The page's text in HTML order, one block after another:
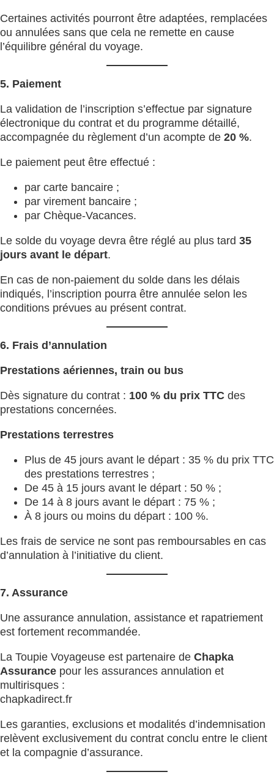
Certaines activités pourront être adaptées, remplacées
ou annulées sans que cela ne remette en cause
l’équilibre général du voyage.
5. Paiement
La validation de l’inscription s’effectue par signature
électronique du contrat et du programme détaillé,
accompagnée du règlement d’un acompte de 20 %.
Le paiement peut être effectué :
par carte bancaire ;
par virement bancaire ;
par Chèque-Vacances.
Le solde du voyage devra être réglé au plus tard 35
jours avant le départ.
En cas de non-paiement du solde dans les délais
indiqués, l’inscription pourra être annulée selon les
conditions prévues au présent contrat.
6. Frais d’annulation
Prestations aériennes, train ou bus
Dès signature du contrat : 100 % du prix TTC des
prestations concernées.
Prestations terrestres
Plus de 45 jours avant le départ : 35 % du prix TTC
des prestations terrestres ;
De 45 à 15 jours avant le départ : 50 % ;
De 14 à 8 jours avant le départ : 75 % ;
À 8 jours ou moins du départ : 100 %.
Les frais de service ne sont pas remboursables en cas
d’annulation à l’initiative du client.
7. Assurance
Une assurance annulation, assistance et rapatriement
est fortement recommandée.
La Toupie Voyageuse est partenaire de Chapka
Assurance pour les assurances annulation et
multirisques :
chapkadirect.fr
Les garanties, exclusions et modalités d’indemnisation
relèvent exclusivement du contrat conclu entre le client
et la compagnie d’assurance.